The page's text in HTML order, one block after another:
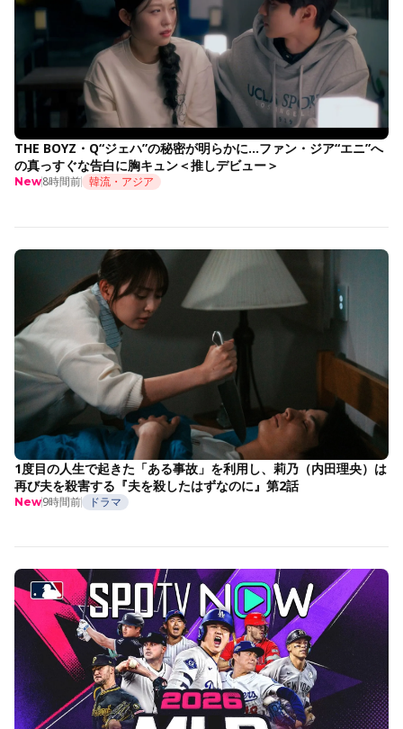
THE BOYZ・Q“ジェハ”の秘密が明らかに…ファン・ジア“エニ”へ
の真っすぐな告白に胸キュン＜推しデビュー＞
New8時間前 韓流・アジア
1度目の人生で起きた「ある事故」を利用し、莉乃（内田理央）は
再び夫を殺害する『夫を殺したはずなのに』第2話
New9時間前 ドラマ